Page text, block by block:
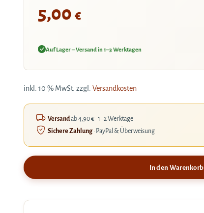
5,00 €
Auf Lager – Versand in 1–3 Werktagen
inkl. 10 % MwSt. zzgl. Versandkosten
Versandab 4,90 € · 1–2 Werktage
Sichere Zahlung· PayPal & Überweisung
In den Warenkorb